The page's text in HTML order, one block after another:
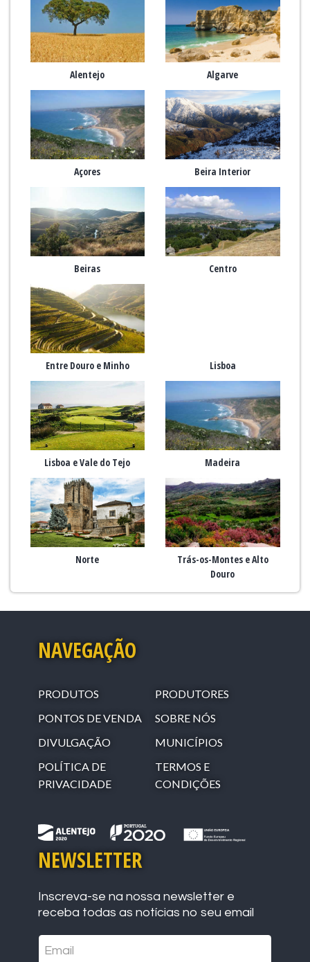
Alentejo Algarve
Açores Beira Interior
Beiras Centro
Entre Douro e Minho Lisboa
Lisboa e Vale do Tejo Madeira
Norte
Trás-os-Montes e Alto
Douro
NAVEGAÇÃO
PRODUTOS
PRODUTORES
PONTOS DE VENDA
SOBRE NÓS
DIVULGAÇÃO
MUNICÍPIOS
POLÍTICA DE
PRIVACIDADE
TERMOS E
CONDIÇÕES
NEWSLETTER
Inscreva-se na nossa newsletter e
receba todas as notícias no seu email